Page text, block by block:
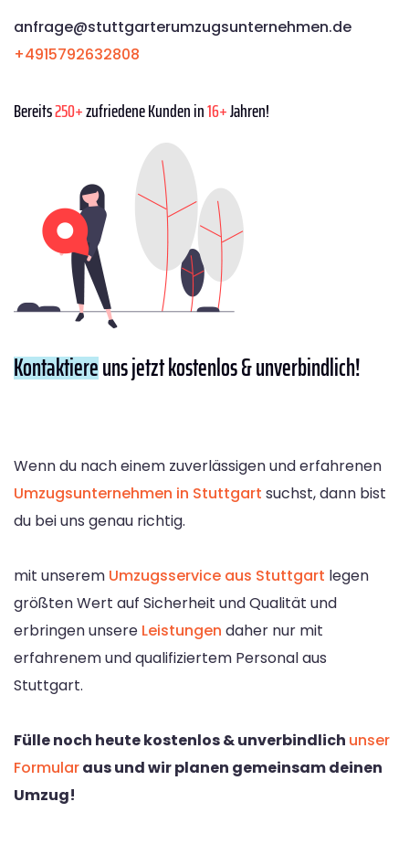
anfrage@stuttgarterumzugsunternehmen.de
+4915792632808
Bereits250+zufriedene Kunden in16+Jahren!
Kontaktiereuns jetzt kostenlos & unverbindlich!
Wenn du nach einem zuverlässigen und erfahrenen
Umzugsunternehmen in Stuttgart suchst, dann bist
du bei uns genau richtig.
mit unserem Umzugsservice aus Stuttgart legen
größten Wert auf Sicherheit und Qualität und
erbringen unsere Leistungen daher nur mit
erfahrenem und qualifiziertem Personal aus
Stuttgart.
Fülle noch heute kostenlos & unverbindlich unser
Formularaus und wir planen gemeinsam deinen
Umzug!